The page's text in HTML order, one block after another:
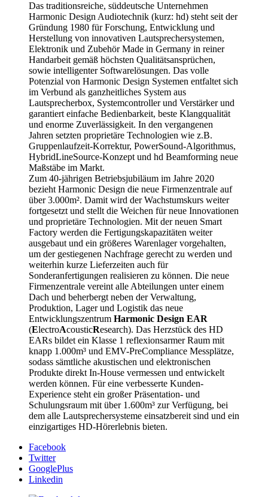
Das traditionsreiche, süddeutsche Unternehmen
Harmonic Design Audiotechnik (kurz: hd) steht seit der
Gründung 1980 für Forschung, Entwicklung und
Herstellung von innovativen Lautsprechersystemen,
Elektronik und Zubehör Made in Germany in reiner
Handarbeit gemäß höchsten Qualitätsansprüchen,
sowie intelligenter Softwarelösungen. Das volle
Potenzial von Harmonic Design Systemen entfaltet sich
im Verbund als ganzheitliches System aus
Lautsprecherbox, Systemcontroller und Verstärker und
garantiert einfache Bedienbarkeit, beste Klangqualität
und enorme Zuverlässigkeit. In den vergangenen
Jahren setzten proprietäre Technologien wie z.B.
Gruppenlaufzeit-Korrektur, PowerSound-Algorithmus,
HybridLineSource-Konzept und hd Beamforming neue
Maßstäbe im Markt.
Zum 40-jährigen Betriebsjubiläum im Jahre 2020
bezieht Harmonic Design die neue Firmenzentrale auf
über 3.000m². Damit wird der Wachstumskurs weiter
fortgesetzt und stellt die Weichen für neue Innovationen
und proprietäre Technologien. Mit der neuen Smart
Factory werden die Fertigungskapazitäten weiter
ausgebaut und ein größeres Warenlager vorgehalten,
um der gestiegenen Nachfrage gerecht zu werden und
weiterhin kurze Lieferzeiten auch für
Sonderanfertigungen realisieren zu können. Die neue
Firmenzentrale vereint alle Abteilungen unter einem
Dach und beherbergt neben der Verwaltung,
Produktion, Lager und Logistik das neue
Entwicklungszentrum Harmonic Design EAR
(ElectroAcousticResearch). Das Herzstück des HD
EARs bildet ein Klasse 1 reflexionsarmer Raum mit
knapp 1.000m³ und EMV-PreCompliance Messplätze,
sodass sämtliche akustischen und elektronischen
Produkte direkt In-House vermessen und entwickelt
werden können. Für eine verbesserte Kunden-
Experience steht ein großer Präsentation- und
Schulungsraum mit über 1.600m³ zur Verfügung, bei
dem alle Lautsprechersysteme einsatzbereit sind und ein
einzigartiges HD-Hörerlebnis bieten.
Facebook
Twitter
GooglePlus
Linkedin